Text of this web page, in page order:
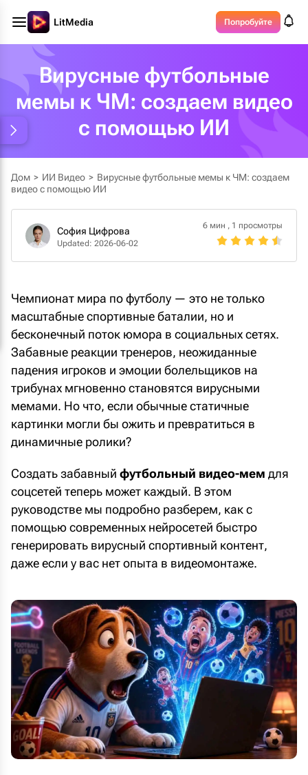
LitMedia Попробуйте
Вирусные футбольные
мемы к ЧМ: создаем видео
с помощью ИИ
Дом > ИИ Видео > Вирусные футбольные мемы к ЧМ: создаем
видео с помощью ИИ
София Цифрова
Updated: 2026-06-02
6 мин , 1 просмотры
Чемпионат мира по футболу — это не только
масштабные спортивные баталии, но и
бесконечный поток юмора в социальных сетях.
Забавные реакции тренеров, неожиданные
падения игроков и эмоции болельщиков на
трибунах мгновенно становятся вирусными
мемами. Но что, если обычные статичные
картинки могли бы ожить и превратиться в
динамичные ролики?
Создать забавный футбольный видео-мем для
соцсетей теперь может каждый. В этом
руководстве мы подробно разберем, как с
помощью современных нейросетей быстро
генерировать вирусный спортивный контент,
даже если у вас нет опыта в видеомонтаже.